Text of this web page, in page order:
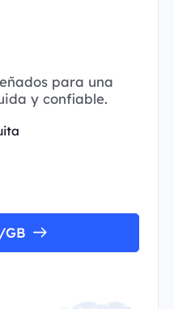
para una
y confiable.
GB